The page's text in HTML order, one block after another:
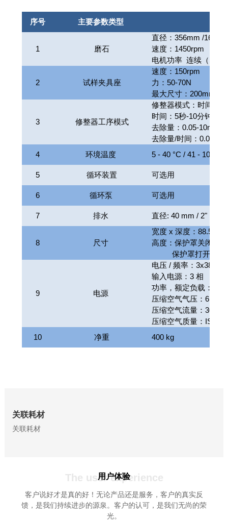
序号 主要参数类型
1 磨石
直径：356mm /16”
速度：1450rpm
电机功率 连续（S1）
2 试样夹具座
速度：150rpm
力：50-70N
最大尺寸：200mm /
3 修整器工序模式
修整器模式：时间，
时间：5秒-10分钟
去除量：0.05-10mm
去除量/时间：0.05-
4
环境温度 5 - 40 °C / 41 - 104 °F
5 循环装置 可选用
6 循环泵 可选用
7 排水 直径: 40 mm / 2"
8 尺寸
宽度 x 深度：88.5cm
高度：保护罩关闭：
保护罩打开：
9 电源
电压 / 频率：3x380-
输入电源：3 相
功率，额定负载：4,5
压缩空气气压：6 -
压缩空气流量：30 l/
压缩空气质量：ISO
10
净重 400 kg
关联耗材
关联耗材
The user experience
用户体验
客户说好才是真的好！无论产品还是服务，客户的真实反
馈，是我们持续进步的源泉。客户的认可，是我们无尚的荣
光。